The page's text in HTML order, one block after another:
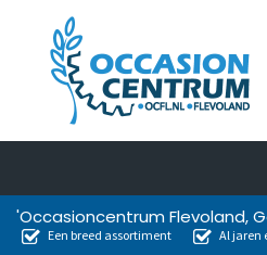
'Occasioncentrum Flevoland,
Een breed assortiment Al jaren